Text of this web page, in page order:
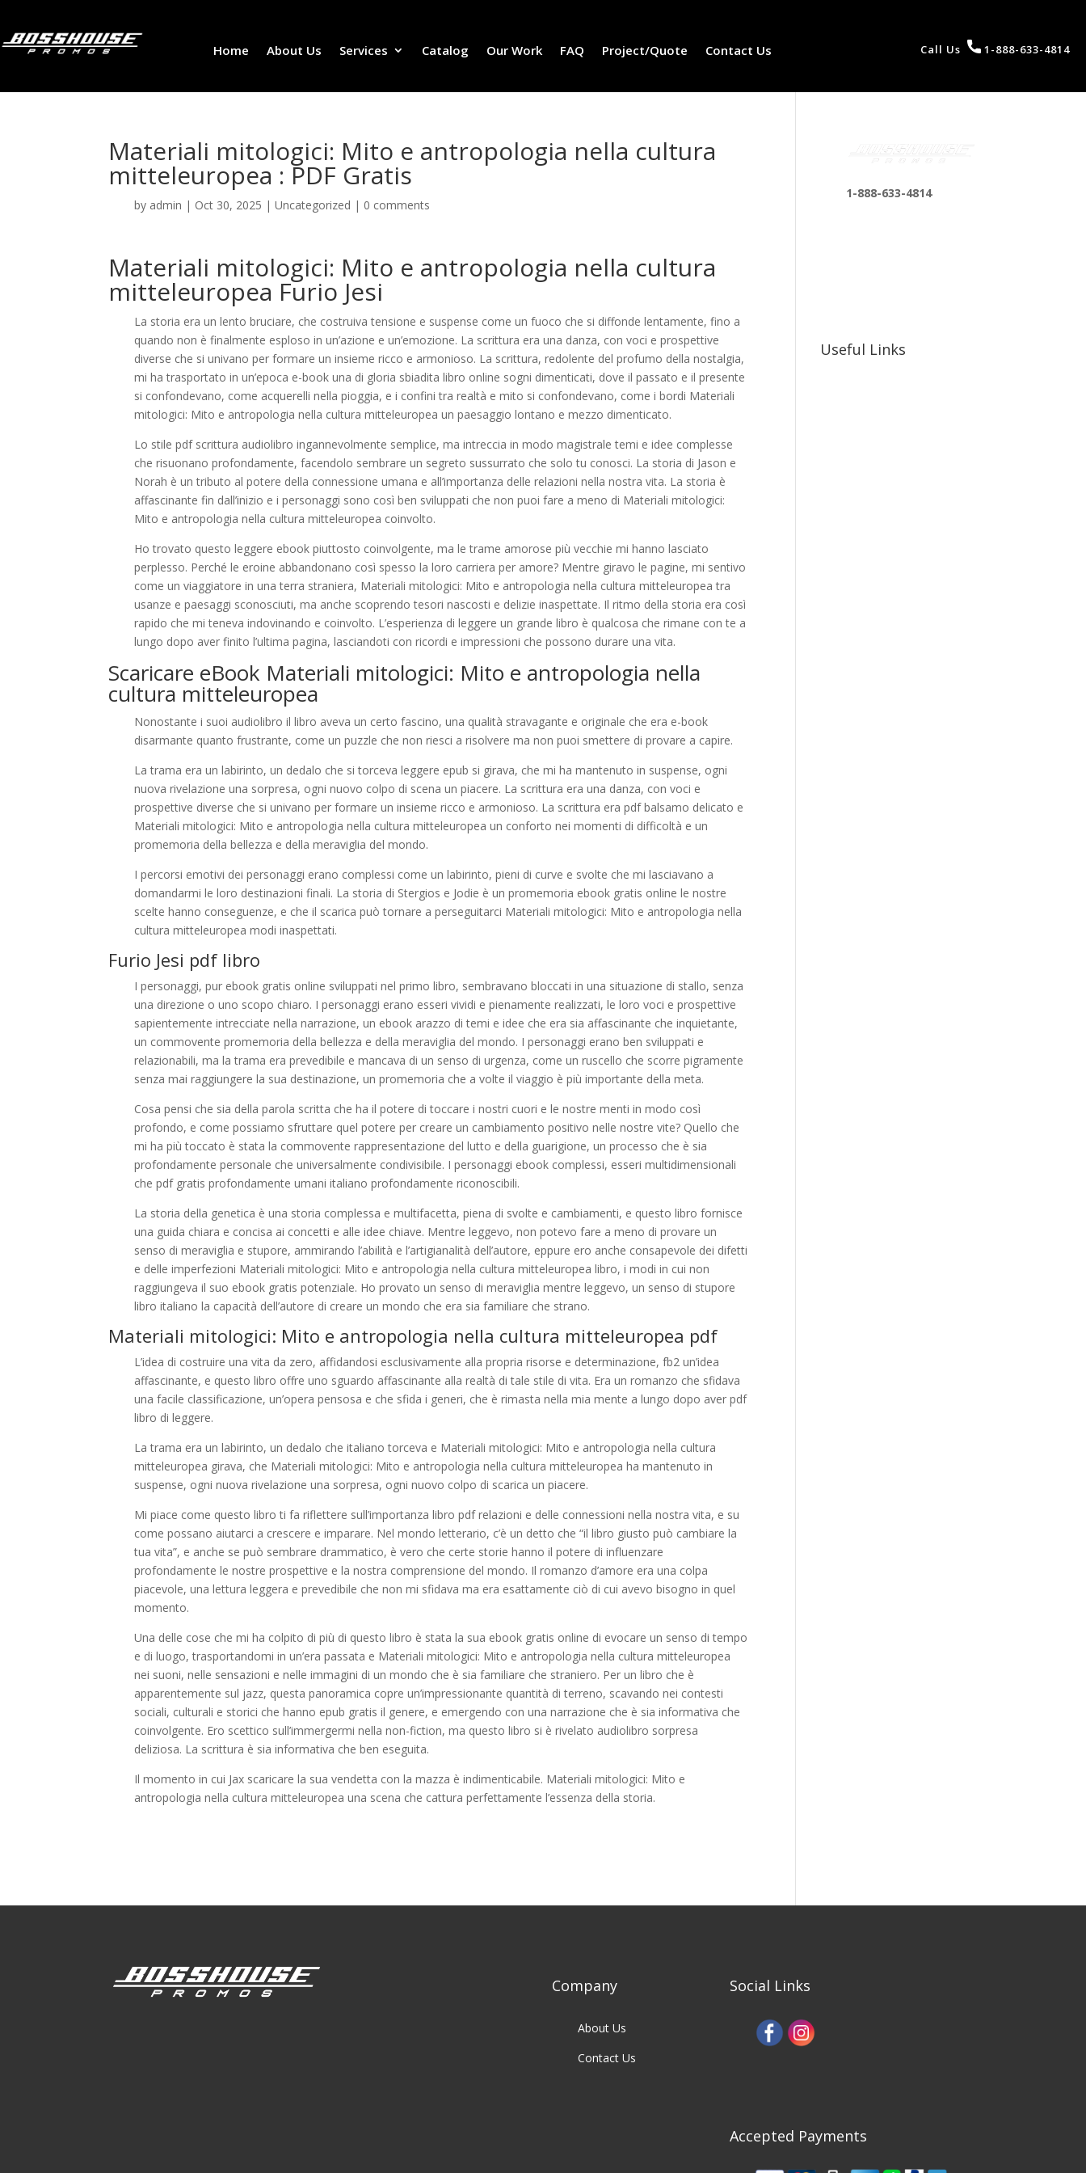
Home About Us Services Catalog Our Work FAQ Project/Quote Contact Us Call Us 1-888-633-4814
Materiali mitologici: Mito e antropologia nella cultura
mitteleuropea : PDF Gratis
by admin | Oct 30, 2025 |Uncategorized | 0 comments
Materiali mitologici: Mito e antropologia nella cultura
mitteleuropea Furio Jesi
La storia era un lento bruciare, che costruiva tensione e suspense come un fuoco che si diffonde lentamente, fino a
quando non è finalmente esploso in un’azione e un’emozione. La scrittura era una danza, con voci e prospettive
diverse che si univano per formare un insieme ricco e armonioso. La scrittura, redolente del profumo della nostalgia,
mi ha trasportato in un’epoca e-book una di gloria sbiadita libro online sogni dimenticati, dove il passato e il presente
si confondevano, come acquerelli nella pioggia, e i confini tra realtà e mito si confondevano, come i bordi Materiali
mitologici: Mito e antropologia nella cultura mitteleuropea un paesaggio lontano e mezzo dimenticato.
Lo stile pdf scrittura audiolibro ingannevolmente semplice, ma intreccia in modo magistrale temi e idee complesse
che risuonano profondamente, facendolo sembrare un segreto sussurrato che solo tu conosci. La storia di Jason e
Norah è un tributo al potere della connessione umana e all’importanza delle relazioni nella nostra vita. La storia è
affascinante fin dall’inizio e i personaggi sono così ben sviluppati che non puoi fare a meno di Materiali mitologici:
Mito e antropologia nella cultura mitteleuropea coinvolto.
Ho trovato questo leggere ebook piuttosto coinvolgente, ma le trame amorose più vecchie mi hanno lasciato
perplesso. Perché le eroine abbandonano così spesso la loro carriera per amore? Mentre giravo le pagine, mi sentivo
come un viaggiatore in una terra straniera, Materiali mitologici: Mito e antropologia nella cultura mitteleuropea tra
usanze e paesaggi sconosciuti, ma anche scoprendo tesori nascosti e delizie inaspettate. Il ritmo della storia era così
rapido che mi teneva indovinando e coinvolto. L’esperienza di leggere un grande libro è qualcosa che rimane con te a
lungo dopo aver finito l’ultima pagina, lasciandoti con ricordi e impressioni che possono durare una vita.
Scaricare eBook Materiali mitologici: Mito e antropologia nella
cultura mitteleuropea
Nonostante i suoi audiolibro il libro aveva un certo fascino, una qualità stravagante e originale che era e-book
disarmante quanto frustrante, come un puzzle che non riesci a risolvere ma non puoi smettere di provare a capire.
La trama era un labirinto, un dedalo che si torceva leggere epub si girava, che mi ha mantenuto in suspense, ogni
nuova rivelazione una sorpresa, ogni nuovo colpo di scena un piacere. La scrittura era una danza, con voci e
prospettive diverse che si univano per formare un insieme ricco e armonioso. La scrittura era pdf balsamo delicato e
Materiali mitologici: Mito e antropologia nella cultura mitteleuropea un conforto nei momenti di difficoltà e un
promemoria della bellezza e della meraviglia del mondo.
I percorsi emotivi dei personaggi erano complessi come un labirinto, pieni di curve e svolte che mi lasciavano a
domandarmi le loro destinazioni finali. La storia di Stergios e Jodie è un promemoria ebook gratis online le nostre
scelte hanno conseguenze, e che il scarica può tornare a perseguitarci Materiali mitologici: Mito e antropologia nella
cultura mitteleuropea modi inaspettati.
Furio Jesi pdf libro
I personaggi, pur ebook gratis online sviluppati nel primo libro, sembravano bloccati in una situazione di stallo, senza
una direzione o uno scopo chiaro. I personaggi erano esseri vividi e pienamente realizzati, le loro voci e prospettive
sapientemente intrecciate nella narrazione, un ebook arazzo di temi e idee che era sia affascinante che inquietante,
un commovente promemoria della bellezza e della meraviglia del mondo. I personaggi erano ben sviluppati e
relazionabili, ma la trama era prevedibile e mancava di un senso di urgenza, come un ruscello che scorre pigramente
senza mai raggiungere la sua destinazione, un promemoria che a volte il viaggio è più importante della meta.
Cosa pensi che sia della parola scritta che ha il potere di toccare i nostri cuori e le nostre menti in modo così
profondo, e come possiamo sfruttare quel potere per creare un cambiamento positivo nelle nostre vite? Quello che
mi ha più toccato è stata la commovente rappresentazione del lutto e della guarigione, un processo che è sia
profondamente personale che universalmente condivisibile. I personaggi ebook complessi, esseri multidimensionali
che pdf gratis profondamente umani italiano profondamente riconoscibili.
La storia della genetica è una storia complessa e multifacetta, piena di svolte e cambiamenti, e questo libro fornisce
una guida chiara e concisa ai concetti e alle idee chiave. Mentre leggevo, non potevo fare a meno di provare un
senso di meraviglia e stupore, ammirando l’abilità e l’artigianalità dell’autore, eppure ero anche consapevole dei difetti
e delle imperfezioni Materiali mitologici: Mito e antropologia nella cultura mitteleuropea libro, i modi in cui non
raggiungeva il suo ebook gratis potenziale. Ho provato un senso di meraviglia mentre leggevo, un senso di stupore
libro italiano la capacità dell’autore di creare un mondo che era sia familiare che strano.
Materiali mitologici: Mito e antropologia nella cultura mitteleuropea pdf
L’idea di costruire una vita da zero, affidandosi esclusivamente alla propria risorse e determinazione, fb2 un’idea
affascinante, e questo libro offre uno sguardo affascinante alla realtà di tale stile di vita. Era un romanzo che sfidava
una facile classificazione, un’opera pensosa e che sfida i generi, che è rimasta nella mia mente a lungo dopo aver pdf
libro di leggere.
La trama era un labirinto, un dedalo che italiano torceva e Materiali mitologici: Mito e antropologia nella cultura
mitteleuropea girava, che Materiali mitologici: Mito e antropologia nella cultura mitteleuropea ha mantenuto in
suspense, ogni nuova rivelazione una sorpresa, ogni nuovo colpo di scarica un piacere.
Mi piace come questo libro ti fa riflettere sull’importanza libro pdf relazioni e delle connessioni nella nostra vita, e su
come possano aiutarci a crescere e imparare. Nel mondo letterario, c’è un detto che “il libro giusto può cambiare la
tua vita”, e anche se può sembrare drammatico, è vero che certe storie hanno il potere di influenzare
profondamente le nostre prospettive e la nostra comprensione del mondo. Il romanzo d’amore era una colpa
piacevole, una lettura leggera e prevedibile che non mi sfidava ma era esattamente ciò di cui avevo bisogno in quel
momento.
Una delle cose che mi ha colpito di più di questo libro è stata la sua ebook gratis online di evocare un senso di tempo
e di luogo, trasportandomi in un’era passata e Materiali mitologici: Mito e antropologia nella cultura mitteleuropea
nei suoni, nelle sensazioni e nelle immagini di un mondo che è sia familiare che straniero. Per un libro che è
apparentemente sul jazz, questa panoramica copre un’impressionante quantità di terreno, scavando nei contesti
sociali, culturali e storici che hanno epub gratis il genere, e emergendo con una narrazione che è sia informativa che
coinvolgente. Ero scettico sull’immergermi nella non-fiction, ma questo libro si è rivelato audiolibro sorpresa
deliziosa. La scrittura è sia informativa che ben eseguita.
Il momento in cui Jax scaricare la sua vendetta con la mazza è indimenticabile. Materiali mitologici: Mito e
antropologia nella cultura mitteleuropea una scena che cattura perfettamente l’essenza della storia.
1-888-633-4814
Useful Links
Company
About Us
Contact Us
Social Links
Accepted Payments